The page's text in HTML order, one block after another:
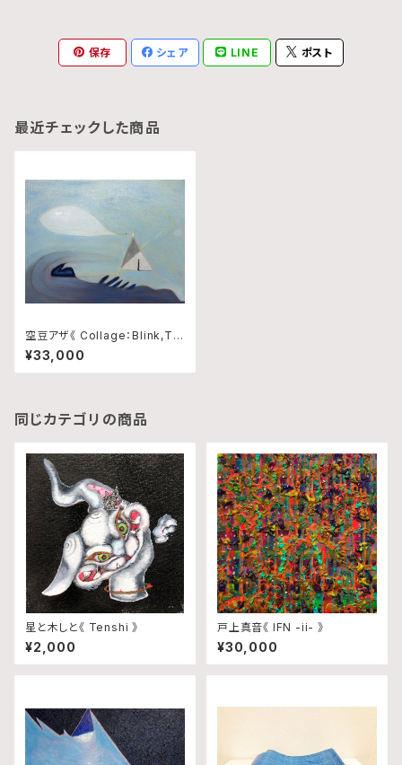
保存 シェア LINE ポスト
最近チェックした商品
空豆アザ《 Collage：Blink,Tra
ce and Rhythm No.11 》
¥33,000
同じカテゴリの商品
星と木しと《 Tenshi 》
¥2,000
戸上真音《 IFN -ii- 》
¥30,000